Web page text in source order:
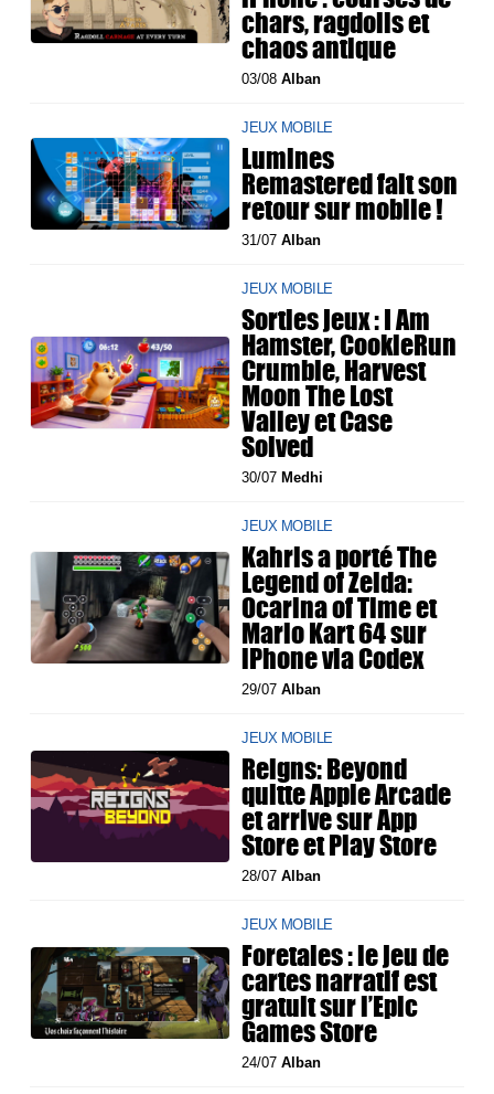
chars, ragdolls et
chaos antique
03/08Alban
JEUX MOBILE
Lumines
Remastered fait son
retour sur mobile !
31/07Alban
JEUX MOBILE
Sorties jeux : I Am
Hamster, CookieRun
Crumble, Harvest
Moon The Lost
Valley et Case
Solved
30/07 Medhi
JEUX MOBILE
Kahris a porté The
Legend of Zelda:
Ocarina of Time et
Mario Kart 64 sur
iPhone via Codex
29/07Alban
JEUX MOBILE
Reigns: Beyond
quitte Apple Arcade
et arrive sur App
Store et Play Store
28/07Alban
JEUX MOBILE
Foretales : le jeu de
cartes narratif est
gratuit sur l’Epic
Games Store
24/07Alban